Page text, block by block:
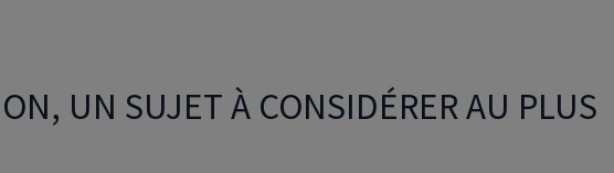
UN SUJET À CONSIDÉRER AU PLUS